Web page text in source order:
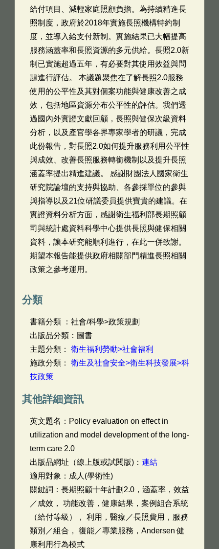
給付項目、減輕家庭照顧負擔。為持續精進長
照制度，政府於2018年實施長照機構特約制
度，並導入給支付新制。實施結果已大幅提高
服務涵蓋率和長照資源的多元供給。長照2.0新
制已實施超過五年，有必要對其使用效益與問
題進行評估。 本議題聚焦在了解長照2.0服務
使用的公平性及其對個案功能與健康改善之成
效，包括地區資源分布公平性的評估。我們透
過國內外實證文獻回顧，長照與健保次級資料
分析，以及產官學各界專家學者的研議，完成
此份報告，對長照2.0如何提升服務利用公平性
與成效、改善長照服務轉銜機制以及提升長照
涵蓋率提出精進建議。 感謝財團法人國家衛生
研究院論壇的支持與協助、各參採單位的參與
與指導以及21位研議委員提供寶貴的建議。在
實證資料分析方面，感謝衛生福利部長期照顧
司與統計處資料科學中心提供長照與健保相關
資料，讓本研究能順利進行，在此一併致謝。
期望本報告能提供政府相關部門精進長照相關
政策之參考運用。
分類
書籍分類 ：社會/科學>政策規劃
出版品分類：圖書
主題分類： 衛生福利勞動>社會福利
施政分類： 衛生及社會安全>衛生科技發展>科
技政策
其他詳細資訊
英文題名： Policy evaluation on effect in
utilization and model development of the long-
term care 2.0
出版品網址（線上版或試閱版)： 連結
適用對象：成人(學術性)
關鍵詞：長期照顧十年計劃2.0，涵蓋率，效益
／成效， 功能改善，健康結果，案例組合系統
（給付等級）， 利用，醫療／長照費用，服務
類別／組合， 復能／專業服務，Andersen 健
康利用行為模式